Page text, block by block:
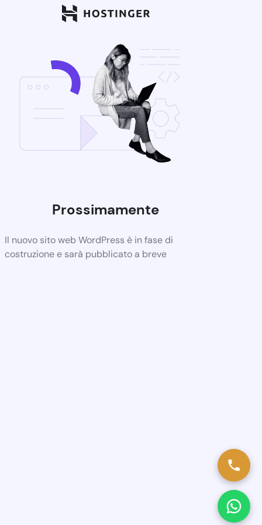
Prossimamente
Il nuovo sito web WordPress è in fase di
costruzione e sarà pubblicato a breve